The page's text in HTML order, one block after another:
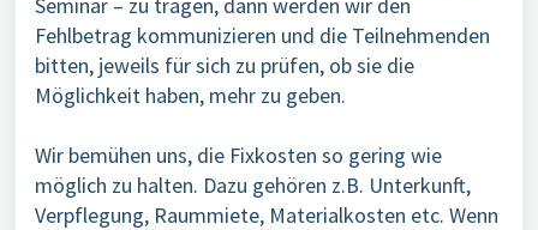
Fehlbetrag kommunizieren und die Teilnehmenden
bitten, jeweils für sich zu prüfen, ob sie die
Möglichkeit haben, mehr zu geben.
Wir bemühen uns, die Fixkosten so gering wie
möglich zu halten. Dazu gehören z.B. Unterkunft,
Verpflegung, Raummiete, Materialkosten etc. Wenn